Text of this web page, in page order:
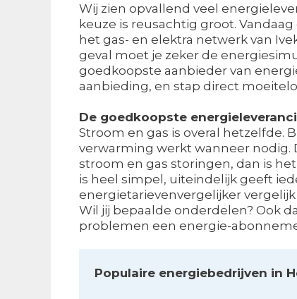
Wij zien opvallend veel
keuze is reusachtig groot.
het gas- en elektra netwerk van
geval moet je zeker de
goedkoopste aanbieder van
aanbieding, en stap direct
De goedkoopste
Stroom en gas is overal hetzelfde.
verwarming werkt wanneer nodig.
stroom en gas storingen, dan is
is heel simpel, uiteindelijk geeft
energietarievenvergelijker vergelijk
Wil jij bepaalde onderdelen? Ook
problemen een energie-
Populaire energiebedrijven in